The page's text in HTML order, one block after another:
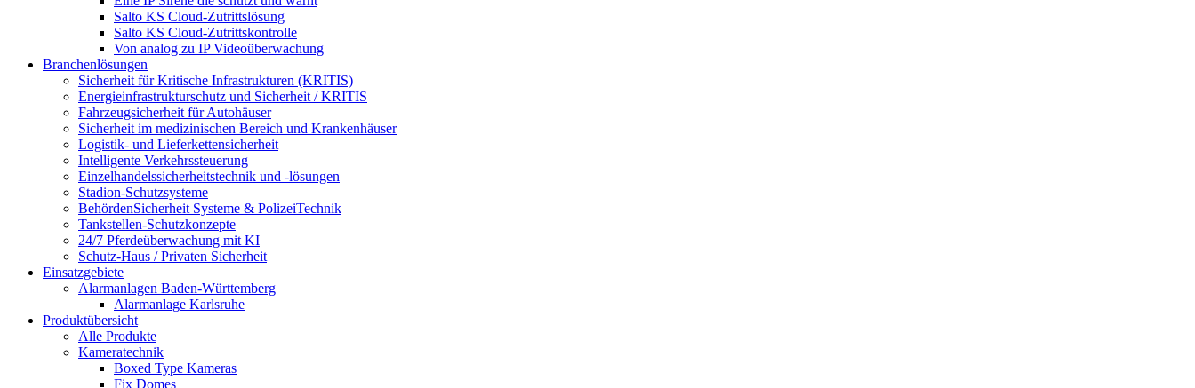
Salto KS Cloud-Zutrittslösung
Salto KS Cloud-Zutrittskontrolle
Von analog zu IP Videoüberwachung
Branchenlösungen
Sicherheit für Kritische Infrastrukturen (KRITIS)
Energieinfrastrukturschutz und Sicherheit / KRITIS
Fahrzeugsicherheit für Autohäuser
Sicherheit im medizinischen Bereich und Krankenhäuser
Logistik- und Lieferkettensicherheit
Intelligente Verkehrssteuerung
Einzelhandelssicherheitstechnik und -lösungen
Stadion-Schutzsysteme
BehördenSicherheit Systeme & PolizeiTechnik
Tankstellen-Schutzkonzepte​
24/7 Pferdeüberwachung mit KI
Schutz-Haus / Privaten Sicherheit
Einsatzgebiete
Alarmanlagen Baden-Württemberg
Alarmanlage Karlsruhe
Produktübersicht
Alle Produkte
Kameratechnik
Boxed Type Kameras
Fix Domes